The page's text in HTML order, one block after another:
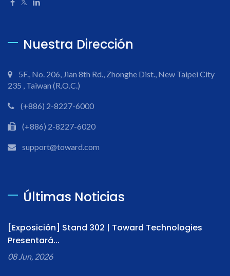
Nuestra Dirección
5F., No. 206, Jian 8th Rd., Zhonghe Dist., New Taipei City
235 , Taiwan (R.O.C.)
(+886) 2-8227-6000
(+886) 2-8227-6020
support@toward.com
Últimas Noticias
[Exposición] Stand 302 | Toward Technologies
Presentará...
08 Jun, 2026